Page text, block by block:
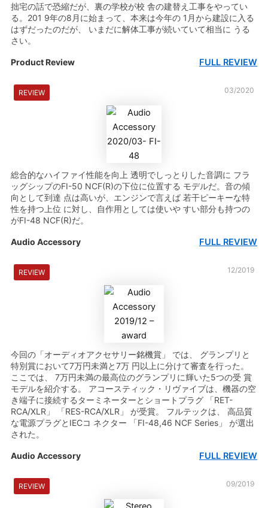
拙宅の話で恐縮だが、裏の学校が校 舎の建替え工事をやってい
る。201 9年の8月に始まって、本来は今年の 1月から建設に入る
はずだったのだが、 いまだに解体工事が続いていて相当に うる
さい。
Product Review FULL REVIEW
REVIEW 03/2020
総合的なハイファイ性能を向上 透明でしっとりした音調に フラ
ッグシップのFI-50 NCF(R)の下位に位置する モデルだ。音の傾
向として到達 点は高いが、エンジンで言えば 若干ピーキーな特
性を持つ上位 に対し、自作用としては使いや すい部分も持つの
がFI-48 NCF(R)だ。
Audio Accessory FULL REVIEW
REVIEW 12/2019
今回の「オーディオアクセサリー銘機賞」 では、 グランプリと
特別賞において7万円未満と7万 円以上に分けて審査を行った。
ここでは、 7万円未満の最高位のグランプリに輝いた5つの受 賞
モデルを紹介する。 アコースティック・リヴァイブは、機器の空
き端子に接続するターミネーターとショートプラグ 「RET-
RCA/XLR」 「RES-RCA/XLR」 が受賞。 フルテックは、 高品質
な電源プラグとIECコ ネクター 「FI-48,46 NCF Series」 が選出
された。
Audio Accessory FULL REVIEW
REVIEW 09/2019